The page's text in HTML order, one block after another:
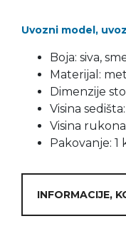
Uvozni model,
Boja: siva,
Materijal:
Dimenzije
Visina
Visina
Pakovanje: 1
INFORMACIJE,